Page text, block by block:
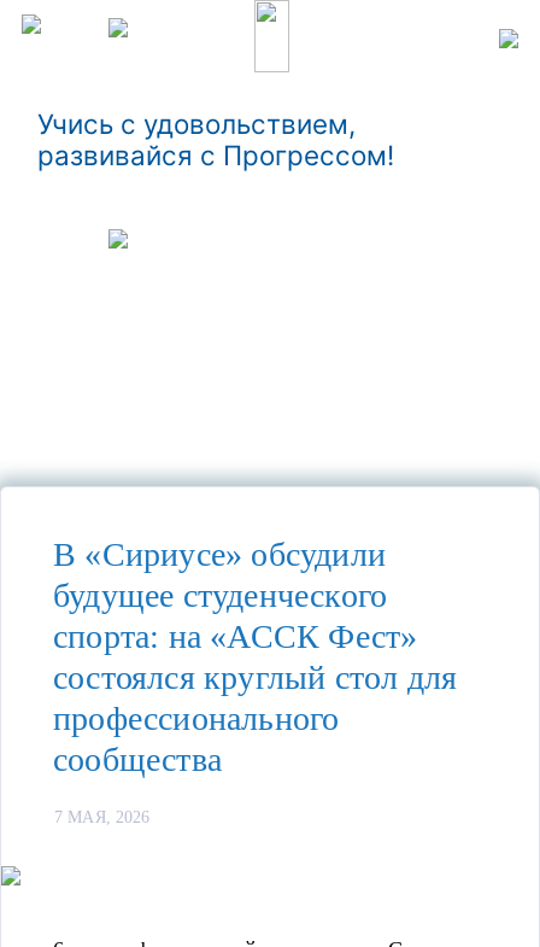
Учись с удовольствием,
развивайся с Прогрессом!
В «Сириусе» обсудили
будущее студенческого
спорта: на «АССК Фест»
состоялся круглый стол для
профессионального
сообщества
7 МАЯ, 2026